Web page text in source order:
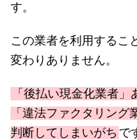
す。
この業者を利用するこ
変わりありません。
「後払い現金化業者」
「違法ファクタリン
判断してしまいがち で